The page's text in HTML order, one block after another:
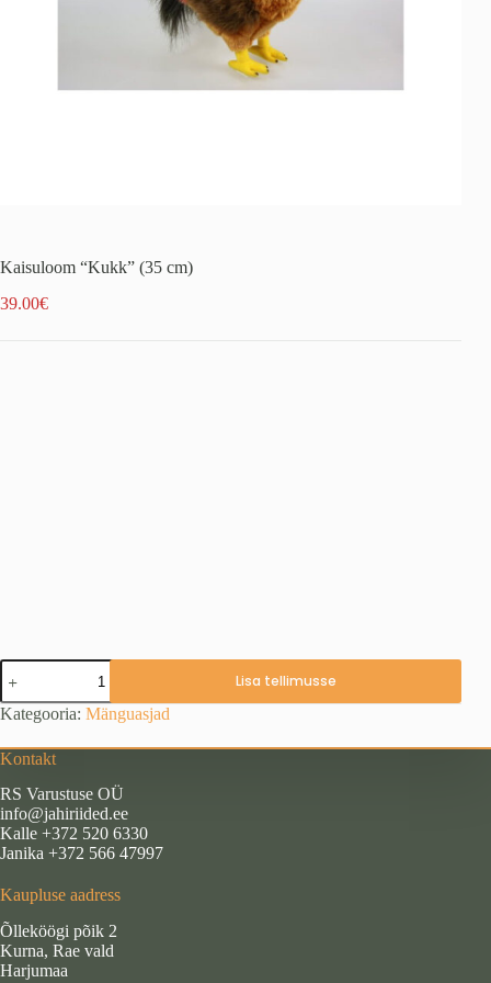
Kaisuloom “Kukk” (35 cm)
39.00€
Kaisuloom
"Kukk"
(35
cm)
Lisa tellimusse
Kategooria: Mänguasjad
Kontakt
RS Varustuse OÜ
info@jahiriided.ee
Kalle +372 520 6330
Janika +372 566 47997
Kaupluse aadress
Õlleköögi põik 2
Kurna, Rae vald
Harjumaa